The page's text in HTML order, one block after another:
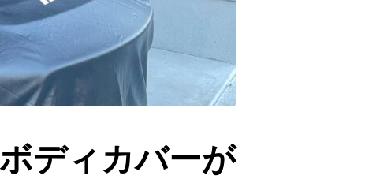
ディカバーが